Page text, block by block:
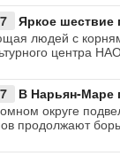
Яркое шествие
людей с
центра
В Нарьян‑Маре
округе
продолжают